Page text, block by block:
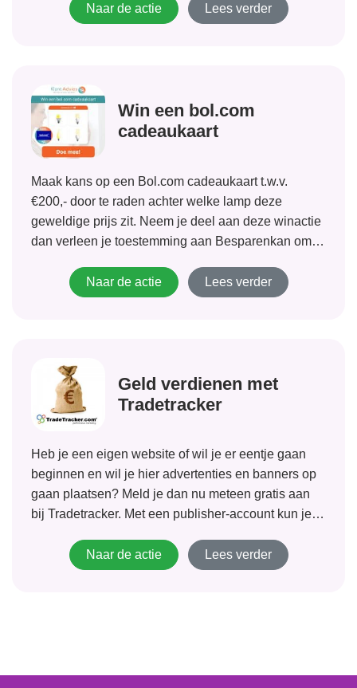
concreet op neer dat u dus 3 maanden...
Naar de actie Lees verder
Win een bol.com
cadeaukaart
Maak kans op een Bol.com cadeaukaart t.w.v.
€200,- door te raden achter welke lamp deze
geweldige prijs zit. Neem je deel aan deze winactie
dan verleen je toestemming aan Besparenkan om
zullen je een vrijblijvend en...
Naar de actie Lees verder
Geld verdienen met
Tradetracker
Heb je een eigen website of wil je er eentje gaan
beginnen en wil je hier advertenties en banners op
gaan plaatsen? Meld je dan nu meteen gratis aan
bij Tradetracker. Met een publisher-account kun je
bedrijven banners...
Naar de actie Lees verder